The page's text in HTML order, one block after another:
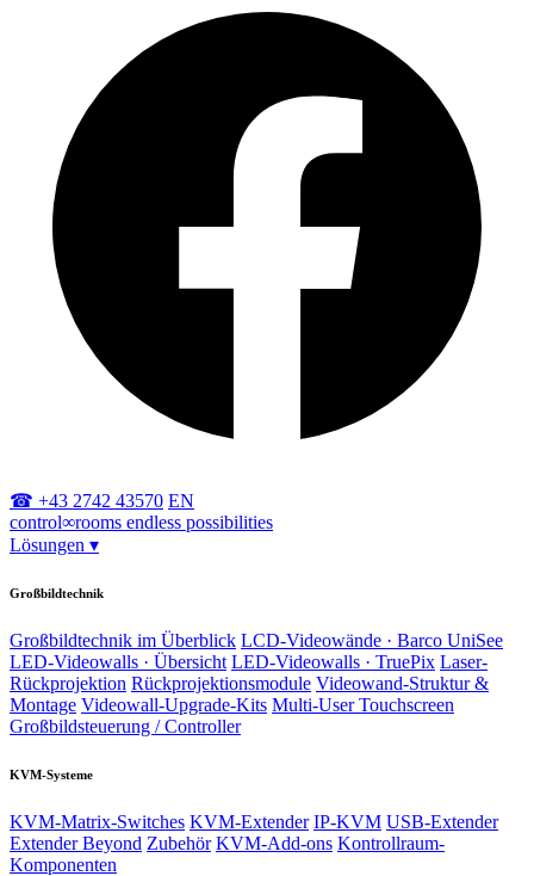
☎ +43 2742 43570 EN
control∞rooms endless possibilities
Lösungen ▾
Großbildtechnik
Großbildtechnik im Überblick LCD-Videowände · Barco UniSee
LED-Videowalls · Übersicht LED-Videowalls · TruePix Laser-
Rückprojektion Rückprojektionsmodule Videowand-Struktur &
Montage Videowall-Upgrade-Kits Multi-User Touchscreen
Großbildsteuerung / Controller
KVM-Systeme
KVM-Matrix-Switches KVM-Extender IP-KVM USB-Extender
Extender Beyond Zubehör KVM-Add-ons Kontrollraum-
Komponenten